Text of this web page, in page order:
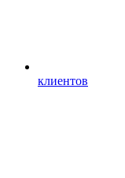
клиентов